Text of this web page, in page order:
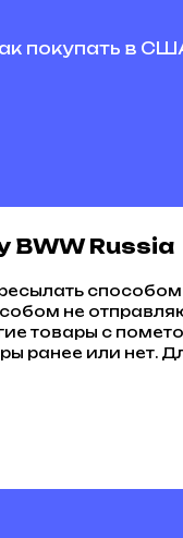
покупать в
BWW Russia
способом
не
товары с
ранее или нет.